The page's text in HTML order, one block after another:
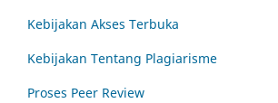
Kebijakan Akses Terbuka
Kebijakan Tentang Plagiarisme
Proses Peer Review